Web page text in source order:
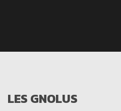
LES GNOLUS